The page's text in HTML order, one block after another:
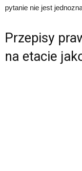
pytanie nie jest
Przepisy
na etacie